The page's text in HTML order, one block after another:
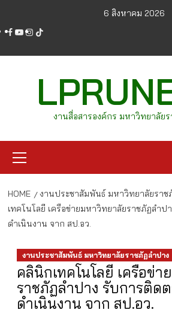
content
6 สิงหาคม 2026
facebook
youtube
instagram
tiktok
งานสื่อสารองค์กร มหาวิทยาลัย
Menu
HOME งานประชาสัมพันธ์ มหาวิทยาลัยราช
เทคโนโลยี เครือข่ายมหาวิทยาลัยราชภัฏลำ
ดำเนินงาน จาก สป.อว.
งานประชาสัมพันธ์ มหาวิทยาลัยราชภัฏลำปาง
คลินิกเทคโนโลยี เครือข่
ราชภัฏลำปาง รับการติด
ดำเนินงาน จาก สป.อว.